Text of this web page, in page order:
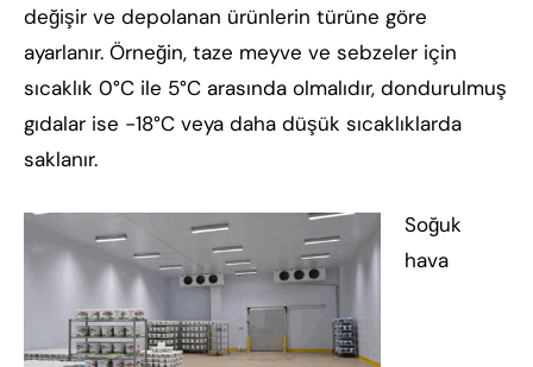
değişir ve depolanan ürünlerin türüne göre
ayarlanır. Örneğin, taze meyve ve sebzeler için
sıcaklık 0°C ile 5°C arasında olmalıdır, dondurulmuş
gıdalar ise -18°C veya daha düşük sıcaklıklarda
saklanır.
Soğuk
hava